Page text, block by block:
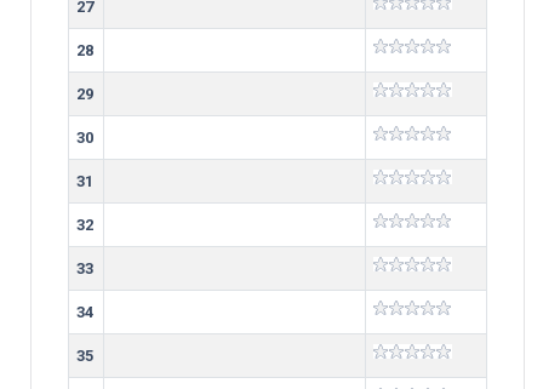
27
28
29
30
31
32
33
34
35